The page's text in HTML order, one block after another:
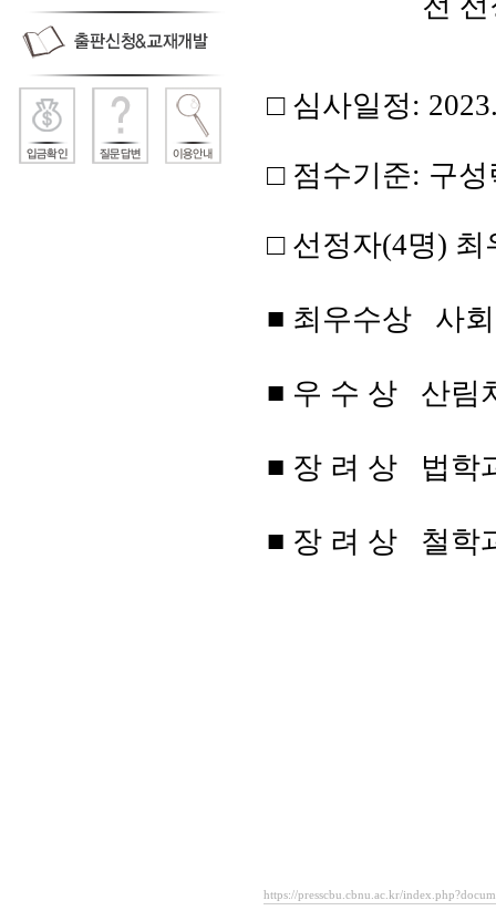
□ 심사일정 :
□ 점수기준: 구성
□ 선정자(4명) 최
■ 최 우수상 사
■ 우 수 상 산림
■ 장 려 상 법학
■ 장 려 상 철학
https://presscbu.cbnu.ac.kr/